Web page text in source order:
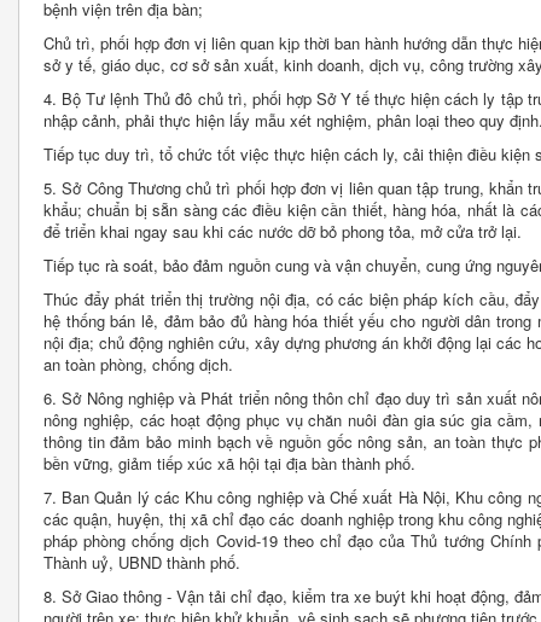
bệnh viện trên địa bàn;
Chủ trì, phối hợp đơn vị liên quan kịp thời ban hành hướng dẫn thực
sở y tế, giáo dục, cơ sở sản xuất, kinh doanh, dịch vụ, công trường
4. Bộ Tư lệnh Thủ đô chủ trì, phối hợp Sở Y tế thực hiện cách ly tập
nhập cảnh, phải thực hiện lấy mẫu xét nghiệm, phân loại theo quy
Tiếp tục duy trì, tổ chức tốt việc thực hiện cách ly, cải thiện điều kiện
5. Sở Công Thương chủ trì phối hợp đơn vị liên quan tập trung, khẩn
khẩu; chuẩn bị sẵn sàng các điều kiện cần thiết, hàng hóa, nhất là
để triển khai ngay sau khi các nước dỡ bỏ phong tỏa, mở cửa trở lại.
Tiếp tục rà soát, bảo đảm nguồn cung và vận chuyển, cung ứng
Thúc đẩy phát triển thị trường nội địa, có các biện pháp kích cầu,
hệ thống bán lẻ, đảm bảo đủ hàng hóa thiết yếu cho người dân
nội địa; chủ động nghiên cứu, xây dựng phương án khởi động lại các
an toàn phòng, chống dịch.
6. Sở Nông nghiệp và Phát triển nông thôn chỉ đạo duy trì sản xuất
nông nghiệp, các hoạt động phục vụ chăn nuôi đàn gia súc gia
thông tin đảm bảo minh bạch về nguồn gốc nông sản, an toàn thực
bền vững, giảm tiếp xúc xã hội tại địa bàn thành phố.
7. Ban Quản lý các Khu công nghiệp và Chế xuất Hà Nội, Khu công
các quận, huyện, thị xã chỉ đạo các doanh nghiệp trong khu công
pháp phòng chống dịch Covid-19 theo chỉ đạo của Thủ tướng
Thành uỷ, UBND thành phố.
8. Sở Giao thông - Vận tải chỉ đạo, kiểm tra xe buýt khi hoạt động,